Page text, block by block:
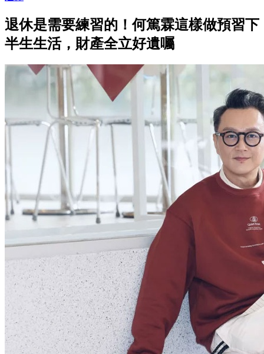
退休是需要練習的！何篤霖這樣做預習下
半生生活，財產全立好遺囑